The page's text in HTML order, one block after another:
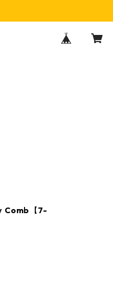
Comb【7-